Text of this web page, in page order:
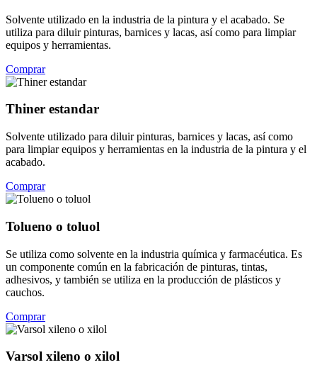
Solvente utilizado en la industria de la pintura y el acabado. Se
utiliza para diluir pinturas, barnices y lacas, así como para limpiar
equipos y herramientas.
Comprar
Thiner estandar
Solvente utilizado para diluir pinturas, barnices y lacas, así como
para limpiar equipos y herramientas en la industria de la pintura y el
acabado.
Comprar
Tolueno o toluol
Se utiliza como solvente en la industria química y farmacéutica. Es
un componente común en la fabricación de pinturas, tintas,
adhesivos, y también se utiliza en la producción de plásticos y
cauchos.
Comprar
Varsol xileno o xilol